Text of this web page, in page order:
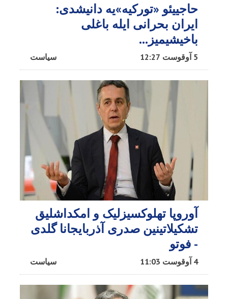
حاجییئو «تورکیه»یه دانیشدی:
ایران بحرانی ایله باغلی
باخیشیمیز...
سیاست 5 آوقوست 12:27
آوروپا تهلوکسیزلیک و امکداشلیق
تشکیلاتینین صدری آذربایجانا گلدی
- فوتو
سیاست 4 آوقوست 11:03